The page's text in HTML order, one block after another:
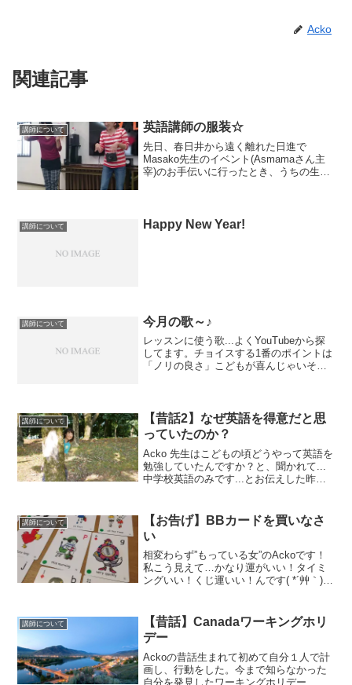
Acko
関連記事
講師について 英語講師の服装☆
先日、春日井から遠く離れた日進で
Masako先生のイベント(Asmamaさん主
宰)のお手伝いに行ったとき、うちの生徒
れるって、本当...
講師について Happy New Year!
講師について 今月の歌～♪
レッスンに使う歌...よくYouTubeから探
してます。チョイスする1番のポイントは
「ノリの良さ」こどもが喜んじゃいそう
名な曲...
講師について
【昔話2】なぜ英語を得意だと思
っていたのか？
Acko 先生はこどもの頃どうやって英語を
勉強していたんですか？と、聞かれて...
中学校英語のみです...とお伝えした昨日
た。あまりにも古い記憶で...完全に忘れ
ちゃって...
講師について
【お告げ】BBカードを買いなさ
い
相変わらず”もっている女”のAckoです！
私こう見えて…かなり運がいい！タイミ
ングいい！くじ運いい！んです( *´艸｀)★
れたのですー！私がなぜここまで興奮し
ているか...
講師について
【昔話】Canadaワーキングホリ
デー
Ackoの昔話生まれて初めて自分１人で計
画し、行動をした。今まで知らなかった
自分を発見したワーキングホリデー